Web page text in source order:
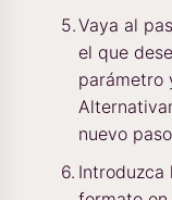
Vaya al
el que
parámetro
nuevo
Introduzca